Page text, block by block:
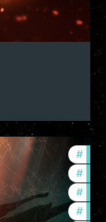
#
#
#
#